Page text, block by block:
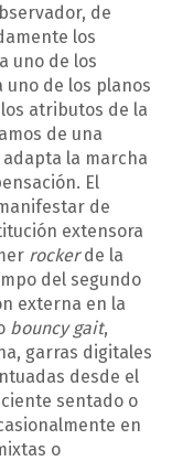
de
los
uno de los
uno de los planos
atributos de la
de una
la marcha
El
de
extensora
rockerde la
del segundo
externa en la
bouncy gait,
garras digitales
desde el
sentado o
en
o